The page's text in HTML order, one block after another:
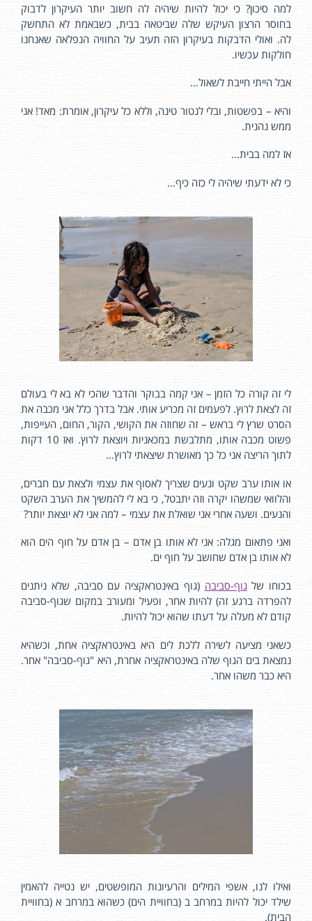
למה סיכון? כי יכול להיות שיהיה לה חשוב יותר העיקרון לדבוק
בחוסר הרצון העיקש שלה שביטאה בבית, כשבאמת לא התחשק
לה. ואולי הדבקות בעיקרון הזה תעיב על החוויה הנפלאה שאנחנו
חולקות עכשיו.
אבל הייתי חייבת לשאול…
והיא – בפשטות, ובלי לנטור טינה, וללא כל עיקרון, אומרת: מאד! אני
ממש נהנית.
אז למה בבית…
כי לא ידעתי שיהיה לי כזה כיף…
לי זה קורה כל הזמן – אני קמה בבוקר והדבר שהכי לא בא לי בעולם
זה לצאת לרוץ. לפעמים זה מכריע אותי. אבל בדרך כלל אני מכבה את
הסרט שרץ לי בראש – זה שחוזה את הקושי, הקור, החום, העייפות,
פשוט מכבה אותו, מתלבשת במכאניות ויוצאת לרוץ. ואז 10 דקות
לתוך הריצה אני כל כך מאושרת שיצאתי לרוץ…
או אותו ערב שקט ונעים שצריך לאסוף את עצמי ולצאת עם חברים,
והלוואי שמשהו יקרה וזה יתבטל, כי בא לי להמשיך את הערב השקט
והנעים. ושעה אחרי אני שואלת את עצמי – למה אני לא יוצאת יותר?
ואני פתאום מגלה: אני לא אותו בן אדם – בן אדם על חוף הים הוא
לא אותו בן אדם שחושב על חוף ים.
בכוחו שלגוף-סביבה (גוף באינטראקציה עם סביבה, שלא ניתנים
להפרדה ברגע זה) להיות אחר, ופעיל ומעורב במקום שגוף-סביבה
קודם לא מעלה על דעתו שהוא יכול להיות.
כשאני מציעה לשירה ללכת לים היא באינטראקציה אחת, וכשהיא
נמצאת בים הגוף שלה באינטראקציה אחרת, היא "גוף-סביבה" אחר.
היא כבר משהו אחר.
ואילו לנו, אשפי המילים והרעיונות המופשטים, יש נטייה להאמין
שילד יכול להיות במרחב ב (בחוויית הים) כשהוא במרחב א (בחוויית
הבית).